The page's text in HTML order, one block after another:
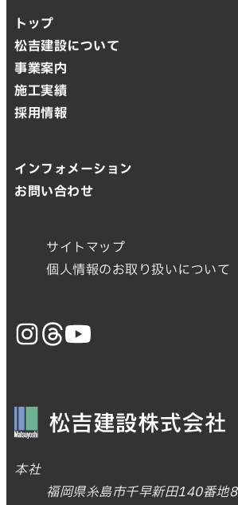
トップ
松吉建設について
事業案内
施工実績
採用情報
インフォメーション
お問い合わせ
サイトマップ
個人情報のお取り扱いについて
本社
福岡県糸島市千早新田140番地8